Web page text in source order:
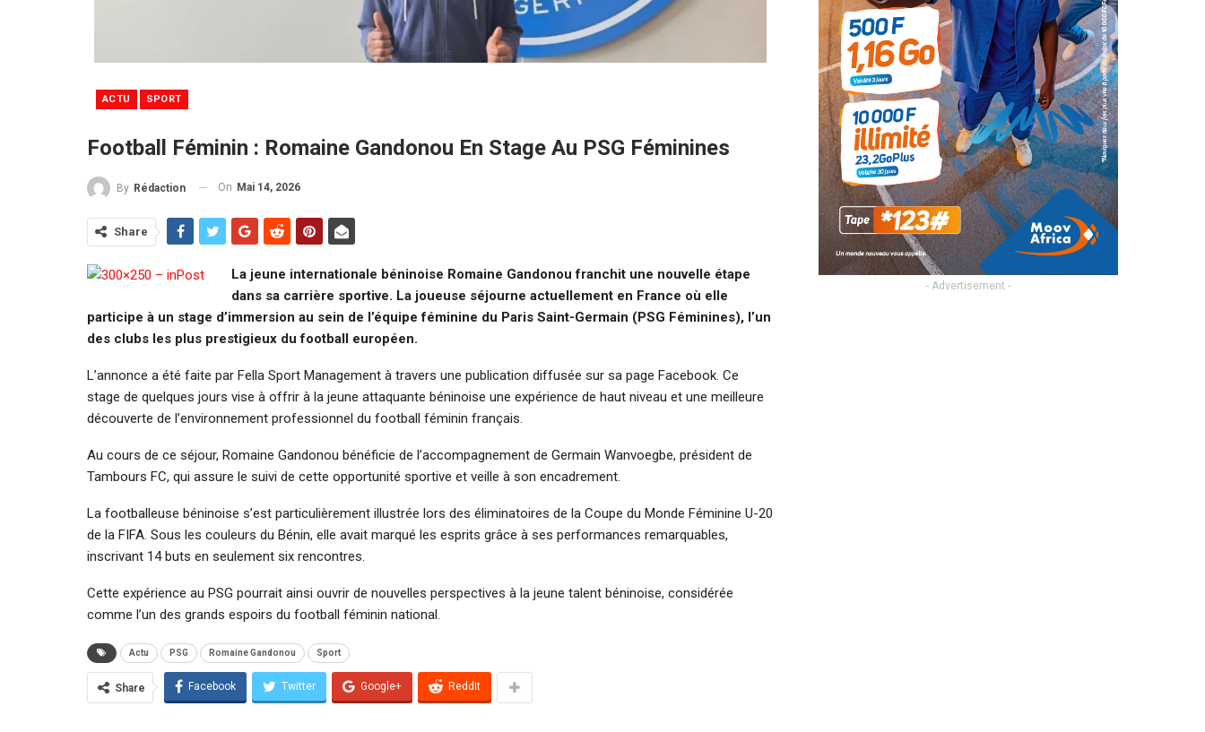
ACTU SPORT
Football Féminin : Romaine Gandonou En Stage Au PSG Féminines
By Rédaction On Mai 14, 2026
Share
La jeune internationale béninoise Romaine Gandonou franchit une nouvelle étape
dans sa carrière sportive. La joueuse séjourne actuellement en France où elle
participe à un stage d’immersion au sein de l’équipe féminine du Paris Saint-Germain (PSG Féminines), l’un
des clubs les plus prestigieux du football européen.
L’annonce a été faite par Fella Sport Management à travers une publication diffusée sur sa page Facebook. Ce
stage de quelques jours vise à offrir à la jeune attaquante béninoise une expérience de haut niveau et une meilleure
découverte de l’environnement professionnel du football féminin français.
Au cours de ce séjour, Romaine Gandonou bénéficie de l’accompagnement de Germain Wanvoegbe, président de
Tambours FC, qui assure le suivi de cette opportunité sportive et veille à son encadrement.
La footballeuse béninoise s’est particulièrement illustrée lors des éliminatoires de la Coupe du Monde Féminine U-20
de la FIFA. Sous les couleurs du Bénin, elle avait marqué les esprits grâce à ses performances remarquables,
inscrivant 14 buts en seulement six rencontres.
Cette expérience au PSG pourrait ainsi ouvrir de nouvelles perspectives à la jeune talent béninoise, considérée
comme l’un des grands espoirs du football féminin national.
Actu PSG Romaine Gandonou Sport
Share Facebook Twitter Google+ ReddIt
- Advertisement -